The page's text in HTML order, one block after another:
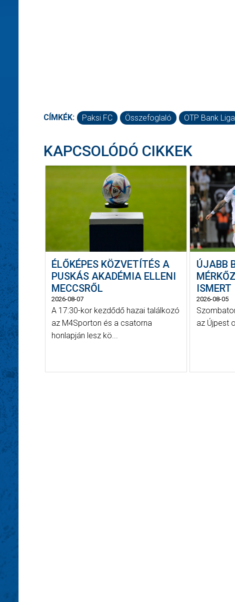
CÍMKÉK: Paksi FC Összefoglaló OTP Bank Liga
KAPCSOLÓDÓ CIKKEK
ÉLŐKÉPES KÖZVETÍTÉS A
PUSKÁS AKADÉMIA ELLENI
MECCSRŐL
2026-08-07
A 17:30-kor kezdődő hazai találkozó
az M4Sporton és a csatorna
honlapján lesz kö...
ÚJABB
ISMERT
2026-08-05
az Újpest